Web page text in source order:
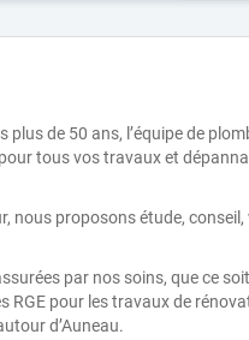
plus de 50 ans, l’équipe de
tous vos travaux et
nous proposons étude,
par nos soins, que ce
RGE pour les travaux de
d’Auneau.